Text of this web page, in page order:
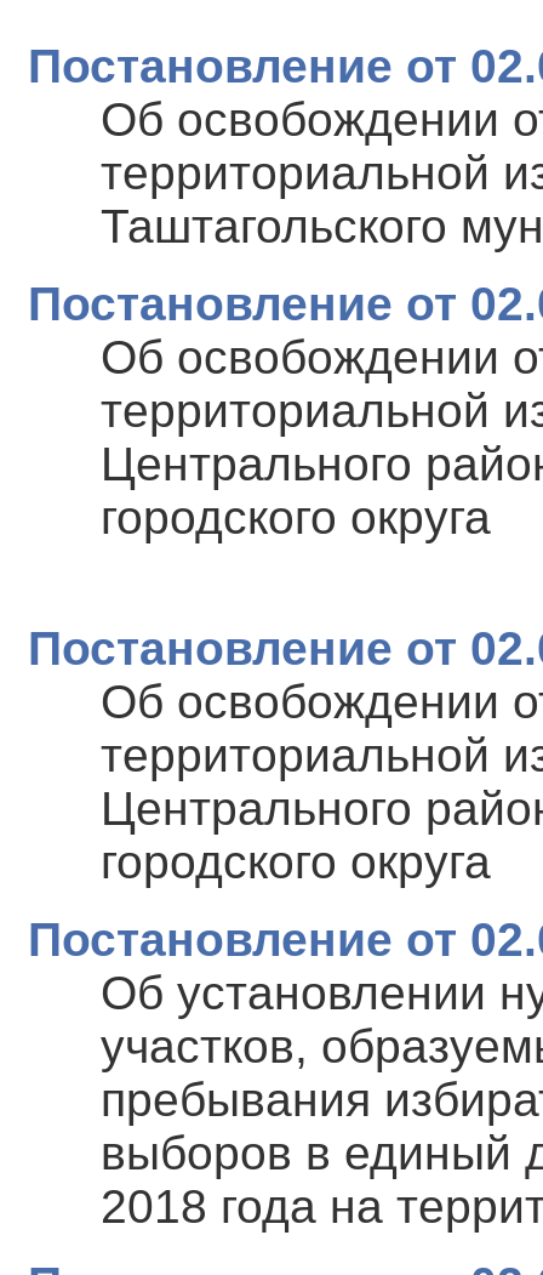
Постановление от
Об освобождении
территориальной
Таштагольского
Постановление от
Об освобождении
территориальной
Центрального
городского округа
Постановление от
Об освобождении
территориальной
Центрального
городского округа
Постановление от
Об установлении
участков,
пребывания
выборов в единый
2018 года на